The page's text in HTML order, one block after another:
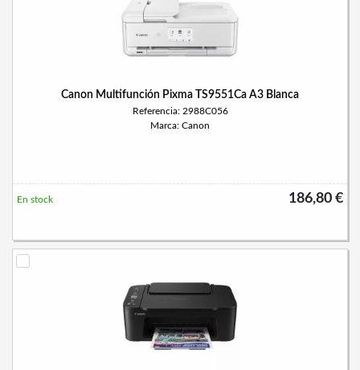
Canon Multifunción Pixma TS9551Ca A3 Blanca
Referencia: 2988C056
Marca: Canon
186,80 €
En stock